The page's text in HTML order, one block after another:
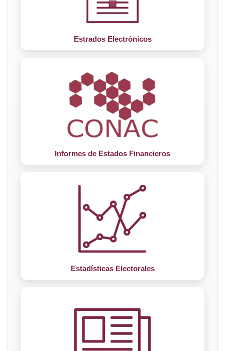
Estrados Electrónicos
Informes de Estados Financieros
Estadísticas Electorales